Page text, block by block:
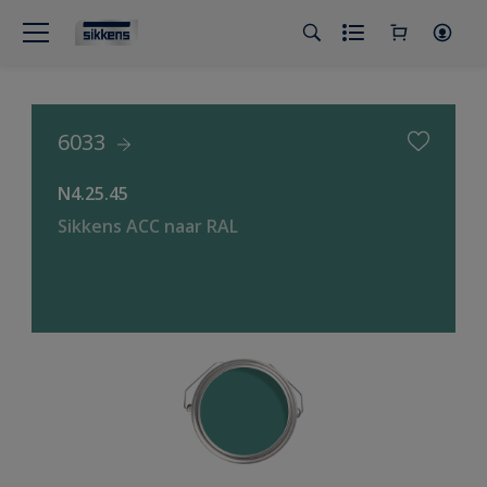
6033
N4.25.45
Sikkens ACC naar RAL